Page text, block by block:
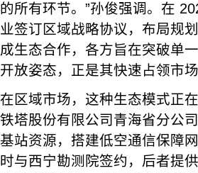
的所有环节。”孙俊强调。在
业签订区域战略协议，布局规
成生态合作，各方旨在突破单
开放姿态，正是其快速占领市场
在区域市场，这种生态模式正
铁塔股份有限公司青海省分公
基站资源，搭建低空通信保障
时与西宁勘测院签约，后者提